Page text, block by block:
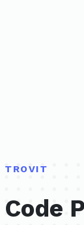
TROVIT
Code